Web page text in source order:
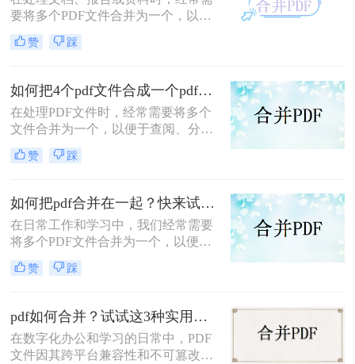
要将多个PDF文件合并为一个，以便
于查阅和管理。那么pdf怎么合并在一
个pdf里面呢？本文将介绍两种将多个
赞 踩
如何把4个pdf文件合成一个pdf？这3种合成方法请务必学会！
在处理PDF文件时，经常需要将多个
文件合并为一个，以便于查阅、分享
或存储。那么如何把4个pdf文件合成
一个pdf呢？本文将介绍三种将4个
赞 踩
如何把pdf合并在一起？快来试试这3种合并方法！
在日常工作和学习中，我们经常需要
将多个PDF文件合并为一个，以便于
查阅和分享。那么如何把pdf合并在一
起呢？本文将介绍三种常用的PDF合
赞 踩
pdf如何合并？试试这3种实用合并方法！
在数字化办公和学习的日常中，PDF
文件因其跨平台兼容性和不可篡改性